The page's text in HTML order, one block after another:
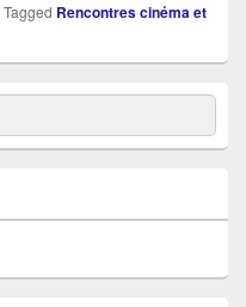
Tagged Rencontres cinéma et